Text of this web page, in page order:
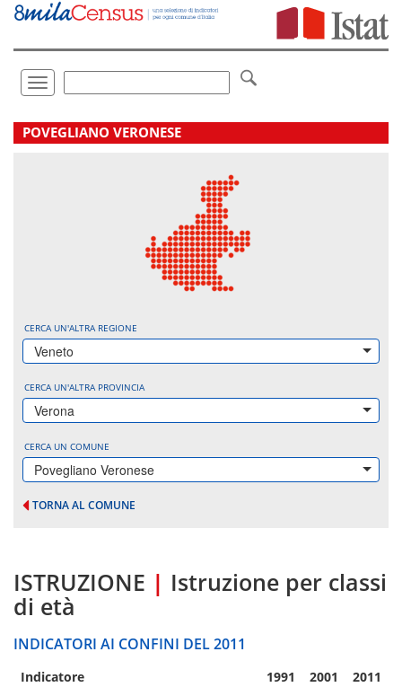
Vai
direttamente
Toggle
navigation
.
POVEGLIANO VERONESE
CERCA UN'ALTRA REGIONE
Veneto
CERCA UN'ALTRA PROVINCIA
Verona
CERCA UN COMUNE
Povegliano Veronese
TORNA AL COMUNE
ISTRUZIONE | Istruzione per classi
di età
INDICATORI AI CONFINI DEL 2011
Indicatore 1991 2001 2011